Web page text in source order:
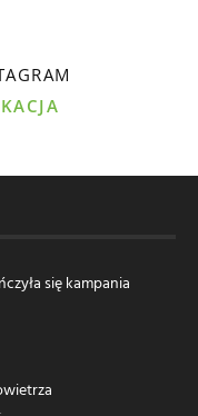
się kampania